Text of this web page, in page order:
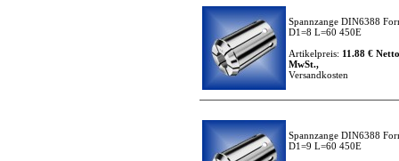
Spannzange DIN6388
D1=8 L=60 450E
Artikelpreis: 11.88 €
MwSt.,
Versandkosten
Spannzange DIN6388
D1=9 L=60 450E